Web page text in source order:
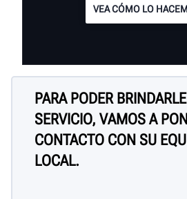
VEA CÓMO LO
PARA PODER
SERVICIO, VAMOS A
CONTACTO CON SU
LOCAL.